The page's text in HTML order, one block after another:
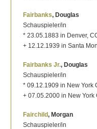
Fairbanks, Douglas
Schauspieler/in
* 23.05.1883 in Denver,
+ 12.12.1939 in Santa
Fairbanks Jr., Douglas
Schauspieler/in
* 09.12.1909 in New York
+ 07.05.2000 in New York
Fairchild, Morgan
Schauspieler/in